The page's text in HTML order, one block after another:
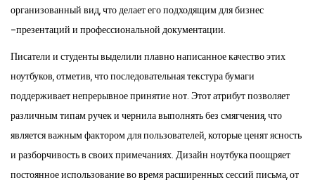
организованный вид, что делает его подходящим для бизнес
-презентаций и профессиональной документации.
Писатели и студенты выделили плавно написанное качество этих
ноутбуков, отметив, что последовательная текстура бумаги
поддерживает непрерывное принятие нот. Этот атрибут позволяет
различным типам ручек и чернила выполнять без смягчения, что
является важным фактором для пользователей, которые ценят ясность
и разборчивость в своих примечаниях. Дизайн ноутбука поощряет
постоянное использование во время расширенных сессий письма, от